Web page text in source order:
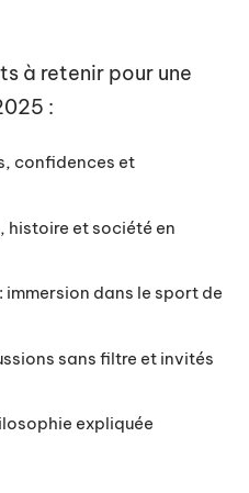
à retenir pour une
:
confidences et
histoire et société en
: immersion dans le sport de
sans filtre et invités
expliquée